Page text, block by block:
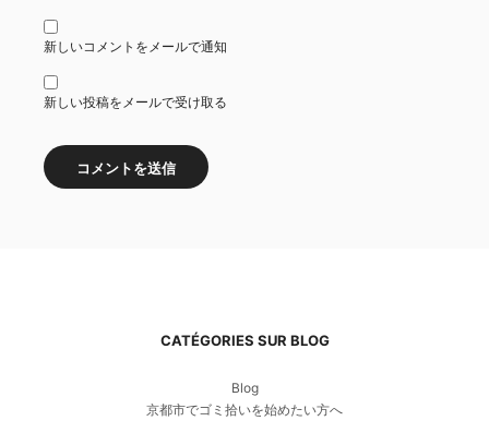
新しいコメントをメールで通知
新しい投稿をメールで受け取る
CATÉGORIES SUR BLOG
Blog
京都市でゴミ拾いを始めたい方へ